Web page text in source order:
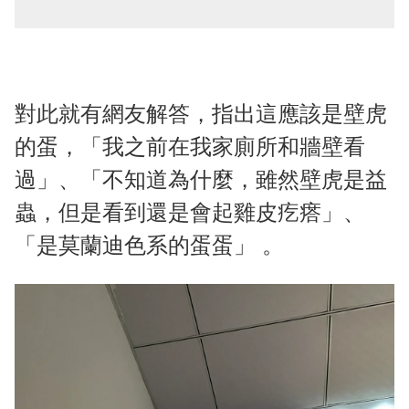
對此就有網友解答，指出這應該是壁虎
的蛋，「我之前在我家廁所和牆壁看
過」、「不知道為什麼，雖然壁虎是益
蟲，但是看到還是會起雞皮疙瘩」、
「是莫蘭迪色系的蛋蛋」 。